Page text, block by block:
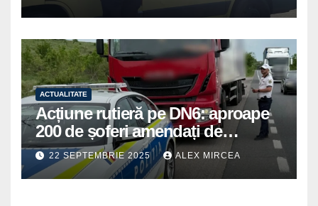
ACTUALITATE
Acțiune rutieră pe DN6: aproape
200 de șoferi amendați de
polițiștii din Mihăilești
22 SEPTEMBRIE 2025 ALEX MIRCEA